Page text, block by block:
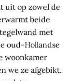
uit op zowel de
beide
met
oud-Hollandse
woonkamer
we ze afgebikt,